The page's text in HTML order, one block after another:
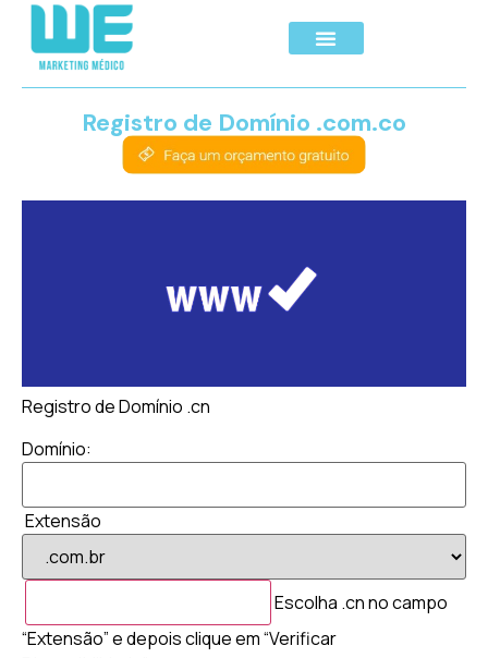
Registro de Domínio .com.co
Registro de Domínio .cn
Domínio:
Extensão
Escolha .cn no campo
“Extensão” e depois clique em “Verificar